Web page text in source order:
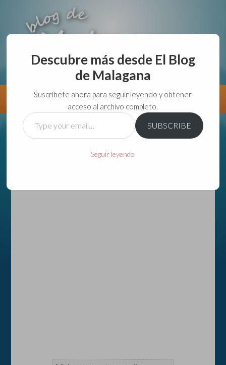
aunque lo haga de malas lo hago....
Información Directorio VivirGuadalajara
Descubre más desde El Blog
de Malagana
Suscríbete ahora para seguir leyendo y obtener
acceso al archivo completo.
Type
your
SUBSCRIBE
Seguir leyendo